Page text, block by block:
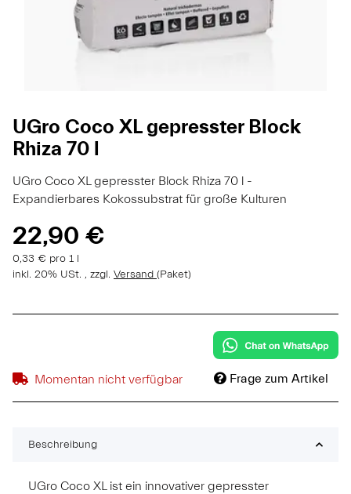
UGro Coco XL gepresster Block
Rhiza 70 l
UGro Coco XL gepresster Block Rhiza 70 l -
Expandierbares Kokossubstrat für große Kulturen
22,90 €
0,33 € pro 1 l
inkl. 20% USt. , zzgl. Versand (Paket)
Momentan nicht verfügbar Frage zum Artikel
Beschreibung
UGro Coco XL ist ein innovativer gepresster